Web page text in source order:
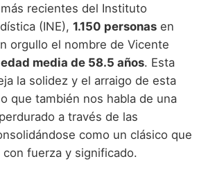
de niño que empiezan por M
de niño que empiezan por N
de niño que empiezan por O
de niño que empiezan por P
de niño que empiezan por Q
de niño que empiezan por R
de Niño Murcianos
de Niño Navarros
de Niño Riojanos
de Niño Valencianos
de Niño Vascos
de Niño Judíos
de Niño Marroquíes
de Niño Portugueses
de Niño Rumanos
de Niño Rusos
de Niño Suecos
recientes del Instituto
(INE), 1.150 personas en
orgullo el nombre de Vicente
edad media de 58.5 años. Esta
la solidez y el arraigo de esta
que también nos habla de una
a través de las
como un clásico que
fuerza y significado.